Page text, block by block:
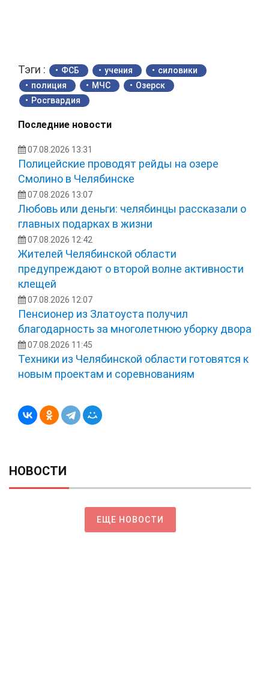
Тэги : ФСБ учения
силовики
полиция
МЧС
Озерск
Росгвардия
Последние новости
07.08.2026 13:31
Полицейские проводят рейды на озере
Смолино в Челябинске
07.08.2026 13:07
Любовь или деньги: челябинцы рассказали о
главных подарках в жизни
07.08.2026 12:42
Жителей Челябинской области
предупреждают о второй волне активности
клещей
07.08.2026 12:07
Пенсионер из Златоуста получил
благодарность за многолетнюю уборку двора
07.08.2026 11:45
Техники из Челябинской области готовятся к
новым проектам и соревнованиям
НОВОСТИ
ЕЩЕ НОВОСТИ